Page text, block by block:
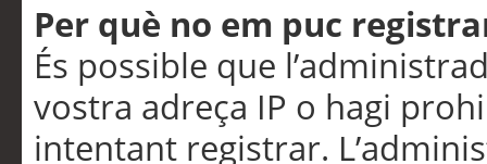
Per què no em puc
És possible que
vostra adreça IP o hagi
intentant registrar.